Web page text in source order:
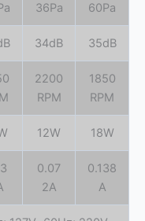
36Pa 60Pa
34dB 35dB
2200
RPM
1850
RPM
12W 18W
0.07
2A
0.138
A